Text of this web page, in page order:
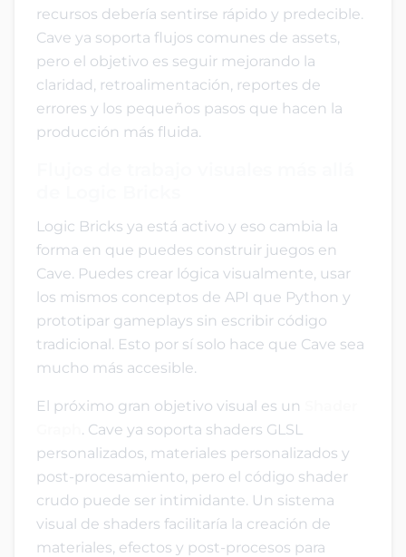
recursos debería sentirse rápido y predecible.
Cave ya soporta flujos comunes de assets,
pero el objetivo es seguir mejorando la
claridad, retroalimentación, reportes de
errores y los pequeños pasos que hacen la
producción más fluida.
Logic Bricks ya está activo y eso cambia la
forma en que puedes construir juegos en
Cave. Puedes crear lógica visualmente, usar
los mismos conceptos de API que Python y
prototipar gameplays sin escribir código
tradicional. Esto por sí solo hace que Cave sea
mucho más accesible.
El próximo gran objetivo visual es un
. Cave ya soporta shaders GLSL
personalizados, materiales personalizados y
post-procesamiento, pero el código shader
crudo puede ser intimidante. Un sistema
visual de shaders facilitaría la creación de
materiales, efectos y post-procesos para